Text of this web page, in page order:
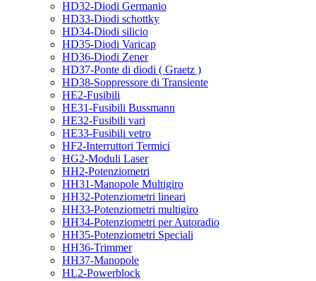
HD32-Diodi Germanio
HD33-Diodi schottky
HD34-Diodi silicio
HD35-Diodi Varicap
HD36-Diodi Zener
HD37-Ponte di diodi ( Graetz )
HD38-Soppressore di Transiente
HE2-Fusibili
HE31-Fusibili Bussmann
HE32-Fusibili vari
HE33-Fusibili vetro
HF2-Interruttori Termici
HG2-Moduli Laser
HH2-Potenziometri
HH31-Manopole Multigiro
HH32-Potenziometri lineari
HH33-Potenziometri multigiro
HH34-Potenziometri per Autoradio
HH35-Potenziometri Speciali
HH36-Trimmer
HH37-Manopole
HL2-Powerblock